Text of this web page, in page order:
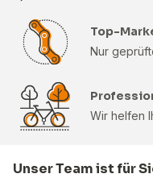
Top-
Nur
Wir helfen
Unser Team ist für